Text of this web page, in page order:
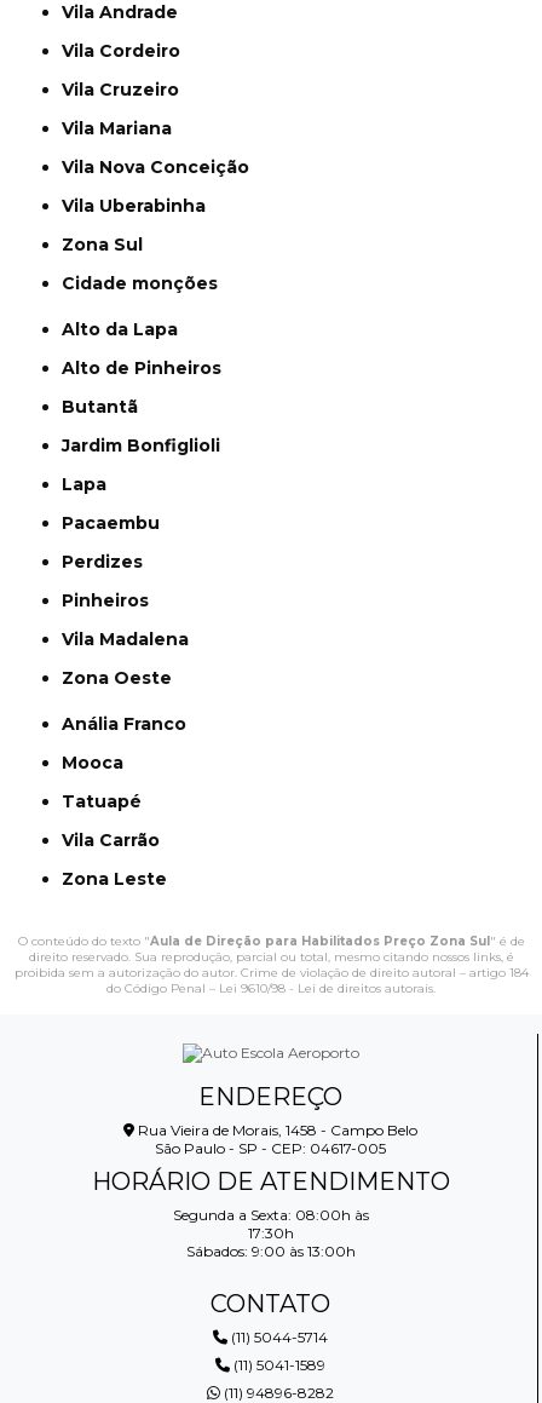
Vila Andrade
Vila Cordeiro
Vila Cruzeiro
Vila Mariana
Vila Nova Conceição
Vila Uberabinha
Zona Sul
cidade monções
Alto da Lapa
Alto de Pinheiros
Butantã
Jardim Bonfiglioli
Lapa
Pacaembu
Perdizes
Pinheiros
Vila Madalena
Zona Oeste
Anália Franco
Mooca
Tatuapé
Vila Carrão
Zona Leste
O conteúdo do texto "Aula de Direção para Habilitados Preço Zona Sul" é de
direito reservado. Sua reprodução, parcial ou total, mesmo citando nossos links, é
proibida sem a autorização do autor. Crime de violação de direito autoral – artigo 184
do Código Penal – Lei 9610/98 - Lei de direitos autorais.
ENDEREÇO
Rua Vieira de Morais, 1458 - Campo Belo
São Paulo - SP - CEP: 04617-005
HORÁRIO DE ATENDIMENTO
Segunda a Sexta: 08:00h às
17:30h
Sábados: 9:00 às 13:00h
CONTATO
(11) 5044-5714
(11) 5041-1589
(11) 94896-8282